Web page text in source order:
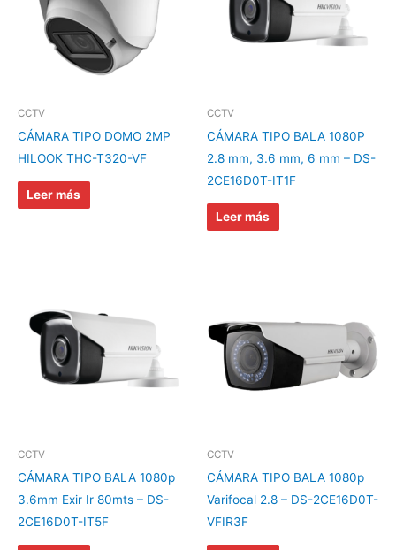
CCTV
CÁMARA TIPO DOMO 2MP
HILOOK THC-T320-VF
Leer más
CCTV
CÁMARA TIPO BALA 1080P
2.8 mm, 3.6 mm, 6 mm – DS-
2CE16D0T-IT1F
Leer más
CCTV
CÁMARA TIPO BALA 1080p
3.6mm Exir Ir 80mts – DS-
2CE16D0T-IT5F
CCTV
CÁMARA TIPO BALA 1080p
Varifocal 2.8 – DS-2CE16D0T-
VFIR3F